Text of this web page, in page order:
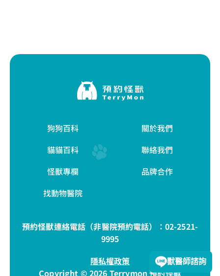
狗狗百科
貓貓百科
怪獸專欄
找動物醫院
關於我們
聯絡我們
品牌合作
預約怪獸連絡電話（非醫院預約電話）： 02-2521-
9995
隱私權政策
Copyright © 2026 Terrymon 預約怪獸
獸醫師諮詢